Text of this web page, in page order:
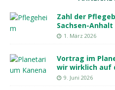
Zahl der
Sachsen-
1. März 2026
Vortrag im
wir wirklich auf
9. Juni 2026